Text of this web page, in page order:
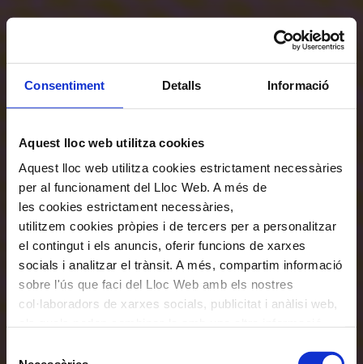
Consentiment Detalls Informació
Aquest lloc web utilitza cookies
Aquest lloc web utilitza cookies estrictament necessàries
per al funcionament del Lloc Web. A més de
les cookies estrictament necessàries,
utilitzem cookies pròpies i de tercers per a personalitzar
el contingut i els anuncis, oferir funcions de xarxes
socials i analitzar el trànsit. A més, compartim informació
sobre l'ús que faci del Lloc Web amb els nostres
col·laboradors de xarxes socials, publicitat i anàlisi web,